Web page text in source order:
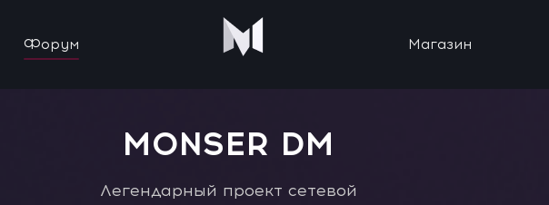
Форум Магазин
MONSER DM
Легендарный проект сетевой